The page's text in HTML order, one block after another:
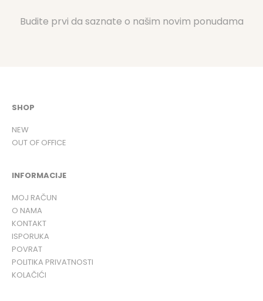
Budite prvi da saznate o našim novim ponudama
SHOP
NEW
OUT OF OFFICE
INFORMACIJE
MOJ RAČUN
O NAMA
KONTAKT
ISPORUKA
POVRAT
POLITIKA PRIVATNOSTI
KOLAČIĆI